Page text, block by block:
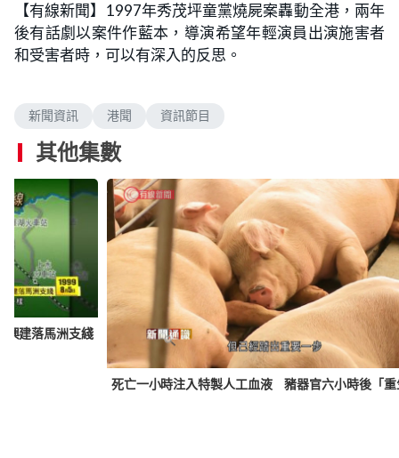
【有線新聞】1997年秀茂坪童黨燒屍案轟動全港，兩年
後有話劇以案件作藍本，導演希望年輕演員出演施害者
和受害者時，可以有深入的反思。
新聞資訊 港聞 資訊節目
其他集數
興建落馬洲支綫